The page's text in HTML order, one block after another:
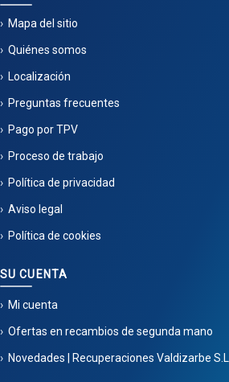
Mapa del sitio
Quiénes somos
Localización
Preguntas frecuentes
Pago por TPV
Proceso de trabajo
Política de privacidad
Aviso legal
Política de cookies
SU CUENTA
Mi cuenta
Ofertas en recambios de segunda mano
Novedades | Recuperaciones Valdizarbe S.L.